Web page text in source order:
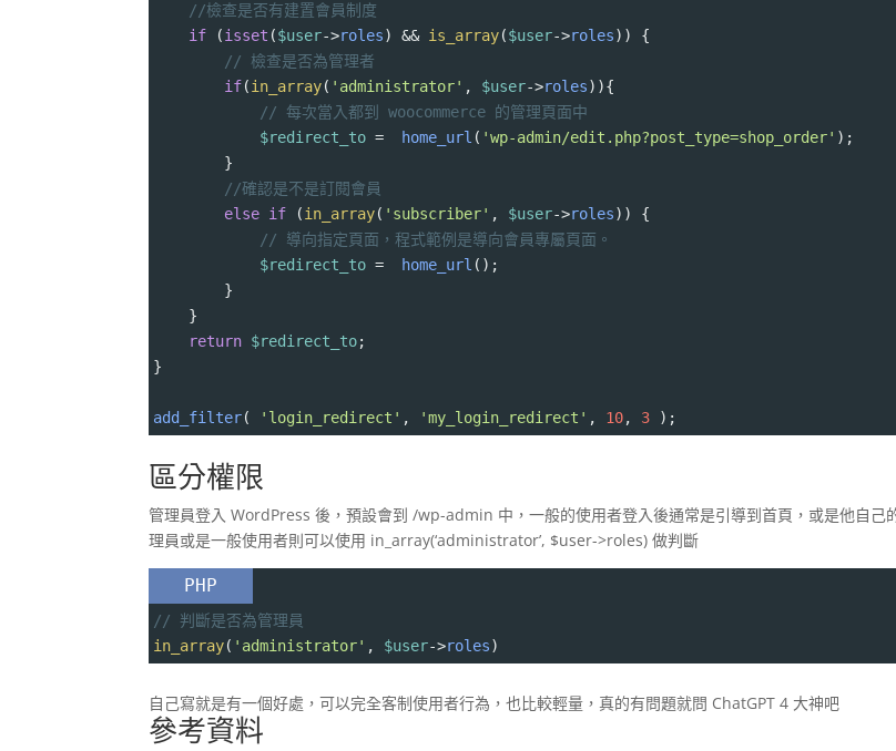
//檢查是否有建置會員制度
if (isset ($user->roles) && is_array($user->roles)) {
// 檢查是否為管理者
if(in_array( 'administrator' , $user->roles)){
// 每次當入都到 woocommerce 的管理頁面中
$redirect_to = home_url ( 'wp-admin/edit.php?post_type=shop_order' );
        }
//確認是不是訂閱會員
else if (in_array( 'subscriber' , $user->roles)) {
// 導向指定頁面，程式範例是導向會員專屬頁面。
$redirect_to = home_url ();
        }
    }
return $redirect_to;
}
add_filter( 'login_redirect' , 'my_login_redirect' , 10, 3 );
區分權限
管理員登入 WordPress 後，預設會到 /wp-admin 中，一般的使用者登入後通常是引導到首頁，或是他自己
理員或是一般使用者則可以使用 in_array(‘administrator’, $user->roles) 做判斷
PHP
// 判斷是否為管理員
in_array( 'administrator' , $user->roles)
自己寫就是有一個好處，可以完全客制使用者行為，也比較輕量，真的有問題就問 ChatGPT 4 大神吧
參考資料